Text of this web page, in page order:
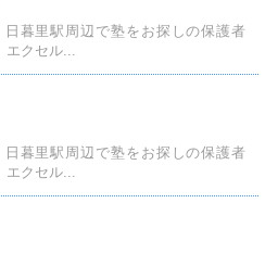
暮里駅周辺で塾をお探しの保護者
エクセル...
暮里駅周辺で塾をお探しの保護者
エクセル...